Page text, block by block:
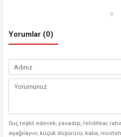
#
Yorumlar (0)
Suç teşkil edecek, yasadışı, tehditkar,
aşağılayıcı, küçük düşürücü, kaba,